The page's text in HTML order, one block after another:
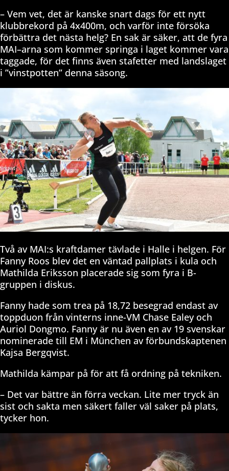
– Vem vet, det är kanske snart dags för ett nytt
klubbrekord på 4x400m, och varför inte försöka
förbättra det nästa helg? En sak är säker, att de fyra
MAI–arna som kommer springa i laget kommer vara
taggade, för det finns även stafetter med landslaget
i ”vinstpotten” denna säsong.
Två av MAI:s kraftdamer tävlade i Halle i helgen. För
Fanny Roos blev det en väntad pallplats i kula och
Mathilda Eriksson placerade sig som fyra i B-
gruppen i diskus.
Fanny hade som trea på 18,72 besegrad endast av
toppduon från vinterns inne-VM Chase Ealey och
Auriol Dongmo. Fanny är nu även en av 19 svenskar
nominerade till EM i München av förbundskaptenen
Kajsa Bergqvist.
Mathilda kämpar på för att få ordning på tekniken.
– Det var bättre än förra veckan. Lite mer tryck än
sist och sakta men säkert faller väl saker på plats,
tycker hon.